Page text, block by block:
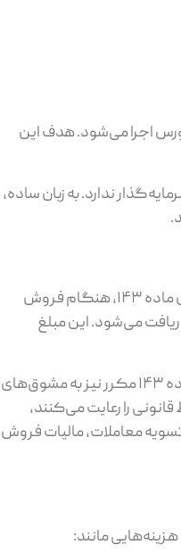
و سازمان بورس اجرا می‌شود. هدف این
ندارد. به زبان ساده،
مهم‌ترین قانون مربوط به مالیات خرید و فروش سهام، ماده ۱۴۳ و ۱۴۳ مکرر قانون مالیات‌های مستقیم است. بر اساس ماده ۱۴۳، هنگام فروش
فروش به عنوان مالیات دریافت می‌شود. این مبلغ
بنابراین سرمایه‌ گذار نیازی به پرداخت جداگانه مالیات ندارد و این نقل و انتقال مشمول مالیات دیگری نخواهد شد. ماده ۱۴۳ مکرر نیز به مشوق‌های
را رعایت می‌کنند،
معاملات، مالیات فروش
مانند: